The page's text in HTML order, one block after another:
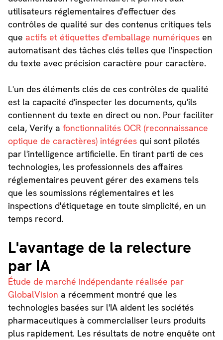
utilisateurs réglementaires d'effectuer des
contrôles de qualité sur des contenus critiques tels
que actifs et étiquettes d'emballage numériquesen
automatisant des tâches clés telles que l'inspection
du texte avec précision caractère pour caractère.
L'un des éléments clés de ces contrôles de qualité
est la capacité d'inspecter les documents, qu'ils
contiennent du texte en direct ou non. Pour faciliter
cela, Verify a fonctionnalités OCR (reconnaissance
optique de caractères) intégréesqui sont pilotés
par l'intelligence artificielle. En tirant parti de ces
technologies, les professionnels des affaires
réglementaires peuvent gérer des examens tels
que les soumissions réglementaires et les
inspections d'étiquetage en toute simplicité, en un
temps record.
L'avantage de la relecture
par IA
Étude de marché indépendante réalisée par
GlobalVision a récemment montré que les
technologies basées sur l'IA aident les sociétés
pharmaceutiques à commercialiser leurs produits
plus rapidement. Les résultats de notre enquête ont